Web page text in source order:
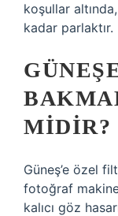
koşullar
kadar parlaktır.
MIDIR?
Güneş’e özel
fotoğraf
kalıcı göz